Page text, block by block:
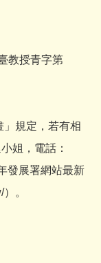
教授青字第
」規定，若有相
姐，電話：
發展署網站最新
。